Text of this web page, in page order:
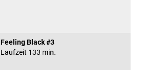
Feeling Black #3
Laufzeit 133 min.